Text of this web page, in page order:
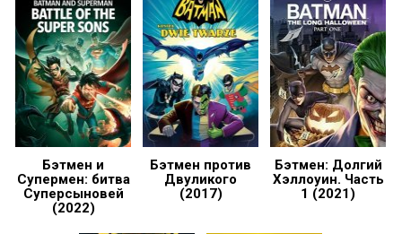
Бэтмен и
Супермен: битва
Суперсыновей
(2022)
Бэтмен против
Двуликого
(2017)
Бэтмен: Долгий
Хэллоуин. Часть
1 (2021)